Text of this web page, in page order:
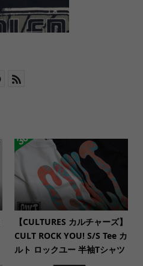
【CULTURES カルチャーズ】
CULT ROCK YOU! S/S Tee カ
ルト ロックユー 半袖Tシャツ